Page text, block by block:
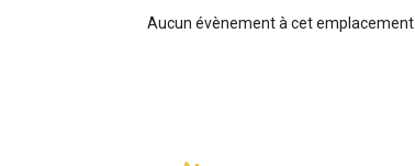
Aucun évènement à cet emplacement